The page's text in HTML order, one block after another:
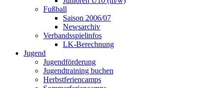
Fußball
Saison 2006/07
Newsarchiv
Verbandsspielinfos
LK-Berechnung
Jugend
Jugendförderung
Jugendtraining buchen
Herbstferiencamps